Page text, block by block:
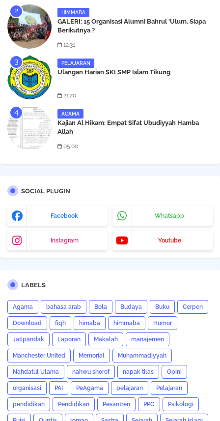
HIMMABA
GALERI: 15 Organisasi Alumni Bahrul 'Ulum, Siapa
Berikutnya ?
12.31
PELAJARAN
Ulangan Harian SKI SMP Islam Tikung
21.20
AGAMA
Kajian Al Hikam: Empat Sifat Ubudiyyah Hamba
Allah
05.00
SOCIAL PLUGIN
Facebook Whatsapp
Instagram Youtube
LABELS
Agama bahasa arab Bola Budaya Buku Cerpen
Download fiqh himaba himmaba Humor
Jatipandak Laporan Makalah manajemen
Manchester United Memorial Muhammadiyyah
Nahdatul Ulama nahwu shorof napak tilas Opini
organisasi PAI PeAgama pelajaran Pelajaran
pendidikan Pendidikan Pesantren PPG Psikologi